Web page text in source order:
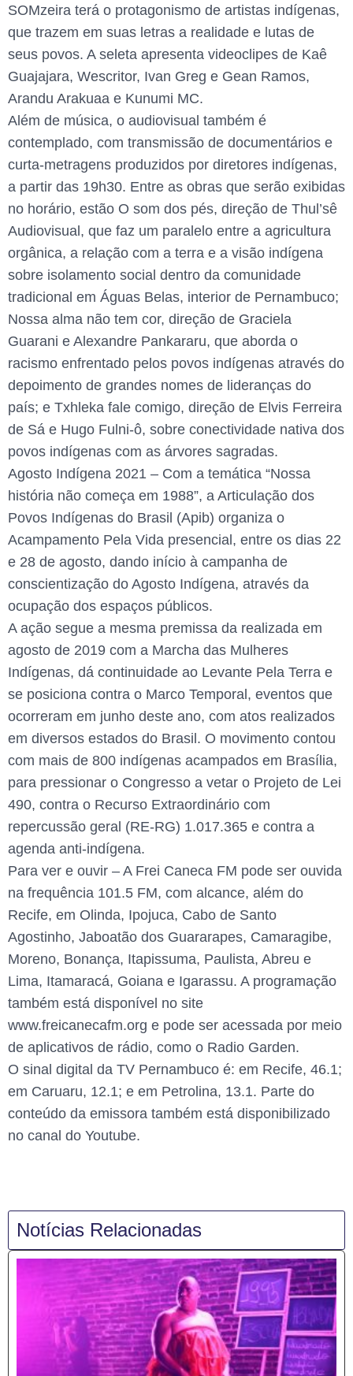
SOMzeira terá o protagonismo de artistas indígenas,
que trazem em suas letras a realidade e lutas de
seus povos. A seleta apresenta videoclipes de Kaê
Guajajara, Wescritor, Ivan Greg e Gean Ramos,
Arandu Arakuaa e Kunumi MC.
Além de música, o audiovisual também é
contemplado, com transmissão de documentários e
curta-metragens produzidos por diretores indígenas,
a partir das 19h30. Entre as obras que serão exibidas
no horário, estão O som dos pés, direção de Thul’sê
Audiovisual, que faz um paralelo entre a agricultura
orgânica, a relação com a terra e a visão indígena
sobre isolamento social dentro da comunidade
tradicional em Águas Belas, interior de Pernambuco;
Nossa alma não tem cor, direção de Graciela
Guarani e Alexandre Pankararu, que aborda o
racismo enfrentado pelos povos indígenas através do
depoimento de grandes nomes de lideranças do
país; e Txhleka fale comigo, direção de Elvis Ferreira
de Sá e Hugo Fulni-ô, sobre conectividade nativa dos
povos indígenas com as árvores sagradas.
Agosto Indígena 2021 – Com a temática “Nossa
história não começa em 1988”, a Articulação dos
Povos Indígenas do Brasil (Apib) organiza o
Acampamento Pela Vida presencial, entre os dias 22
e 28 de agosto, dando início à campanha de
conscientização do Agosto Indígena, através da
ocupação dos espaços públicos.
A ação segue a mesma premissa da realizada em
agosto de 2019 com a Marcha das Mulheres
Indígenas, dá continuidade ao Levante Pela Terra e
se posiciona contra o Marco Temporal, eventos que
ocorreram em junho deste ano, com atos realizados
em diversos estados do Brasil. O movimento contou
com mais de 800 indígenas acampados em Brasília,
para pressionar o Congresso a vetar o Projeto de Lei
490, contra o Recurso Extraordinário com
repercussão geral (RE-RG) 1.017.365 e contra a
agenda anti-indígena.
Para ver e ouvir – A Frei Caneca FM pode ser ouvida
na frequência 101.5 FM, com alcance, além do
Recife, em Olinda, Ipojuca, Cabo de Santo
Agostinho, Jaboatão dos Guararapes, Camaragibe,
Moreno, Bonança, Itapissuma, Paulista, Abreu e
Lima, Itamaracá, Goiana e Igarassu. A programação
também está disponível no site
www.freicanecafm.org e pode ser acessada por meio
de aplicativos de rádio, como o Radio Garden.
O sinal digital da TV Pernambuco é: em Recife, 46.1;
em Caruaru, 12.1; e em Petrolina, 13.1. Parte do
conteúdo da emissora também está disponibilizado
no canal do Youtube.
Notícias Relacionadas